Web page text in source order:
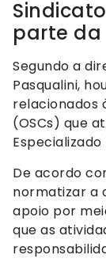
parte
Segundo a
Pasqualini,
relacionados
(OSCs) que
Especializado
De acordo
normatizar a
apoio por
que as